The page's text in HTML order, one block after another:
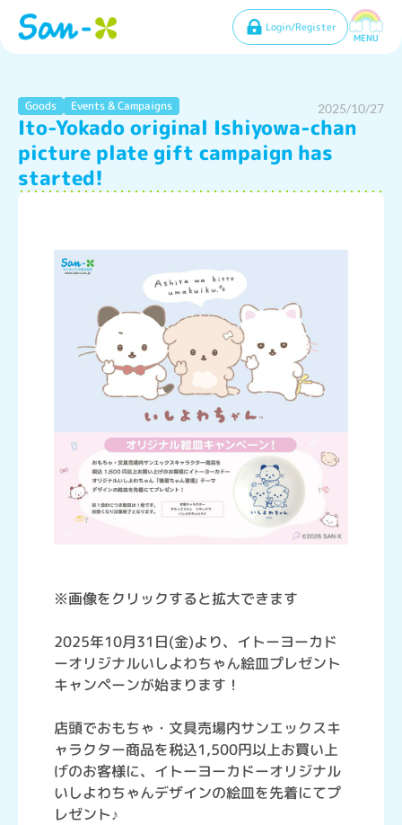
Login/Register
MENU
Goods Events & Campaigns 2025/10/27
Ito-Yokado original Ishiyowa-chan
picture plate gift campaign has
started!
※画像をクリックすると拡大できます
2025年10月31日(金)より、イトーヨーカド
ーオリジナルいしよわちゃん絵皿プレゼント
キャンペーンが始まります！
店頭でおもちゃ・文具売場内サンエックスキ
ャラクター商品を税込1,500円以上お買い上
げのお客様に、イトーヨーカドーオリジナル
いしよわちゃんデザインの絵皿を先着にてプ
レゼント♪